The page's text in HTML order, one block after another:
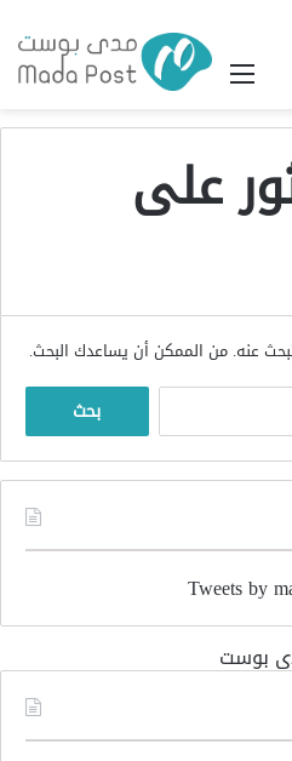
القائمة
على
عنه. من الممكن أن يساعدك البحث.
البحث
Tweets by
بوست‏